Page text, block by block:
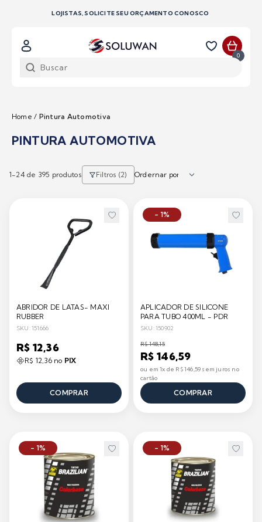
LOJISTAS, SOLICITE SEU ORÇAMENTO CONOSCO
0
Home / Pintura Automotiva
PINTURA AUTOMOTIVA
1-24 de 395 produtos Filtros (2)
ABRIDOR DE LATAS- MAXI
RUBBER
SKU: 151666
R$ 12,36
R$ 12,36 no PIX
COMPRAR
- 1%
APLICADOR DE SILICONE
PARA TUBO 400ML - PDR
SKU: 150902
R$ 148,15
R$ 146,59
ou em 1x de R$ 146,59 sem juros no
cartão
COMPRAR
- 1% - 1%